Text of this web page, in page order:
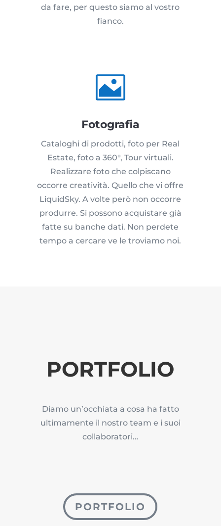
da fare, per questo siamo al vostro
fianco.

Fotografia
Cataloghi di prodotti, foto per Real
Estate, foto a 360°, Tour virtuali.
Realizzare foto che colpiscano
occorre creatività. Quello che vi offre
LiquidSky. A volte però non occorre
produrre. Si possono acquistare già
fatte su banche dati. Non perdete
tempo a cercare ve le troviamo noi.
PORTFOLIO
Diamo un’occhiata a cosa ha fatto
ultimamente il nostro team e i suoi
collaboratori…
PORTFOLIO